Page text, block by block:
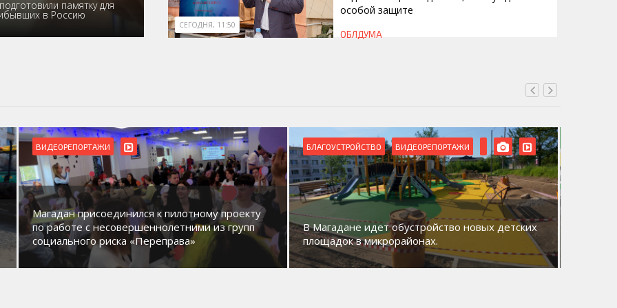
памятку для
в Россию
СЕГОДНЯ, 11:50
особой защите
ОБЛДУМА
БЛАГОУСТРОЙСТВО ВИДЕОРЕПОРТАЖИ
В Магадане идет обустройство новых детских
площадок в микрорайонах.
ВИДЕОРЕПОРТАЖИ ДЕНЬ МИКРОРАЙОНОВ
Акция «Дни микрорайонов: Магадан – наш
общий дом» прошла в микрорайоне Нагаево